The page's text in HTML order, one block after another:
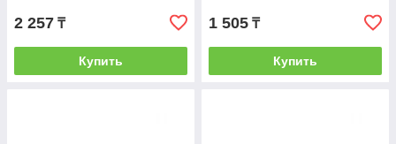
2 257 ₸
Купить
1 505 ₸
Купить